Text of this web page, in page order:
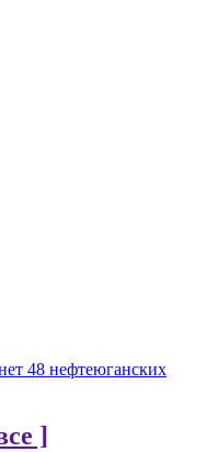
48 нефтеюганских
]